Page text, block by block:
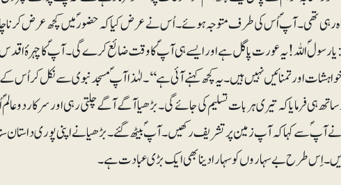
چاہ رہی تھی۔ آپؐ اُس کی طرف متوجہ ہوئے۔ اُس نے عرض کیا کہ حضورؐ میں کچھ عرض
اللہ! یہ عورت پاگل ہے اور ایسے ہی آپؐ کا وقت ضائع کرے گی۔ آپؐ کا چہرۂ اقدس
خواہشات اور تمنائیں نہیں ہیں۔ یہ کچھ کہنے آئی ہے‘‘۔ لہٰذا آپؐ مسجد نبوی سے نکل
فرمایا کہ تیری ہر بات تسلیم کی جائے گی۔ بڑھیا آگے آگے چلتی رہی اور سرکار دو عالمؐ
نے آپؐ سے کہا کہ آپ زمین پر تشریف رکھیں۔ آپؐ بیٹھ گئے۔ بڑھیا نے اپنی پوری داستان
اِس طرح بے سہاروں کو سہارا دینا بھی ایک بڑی عبادت ہے۔